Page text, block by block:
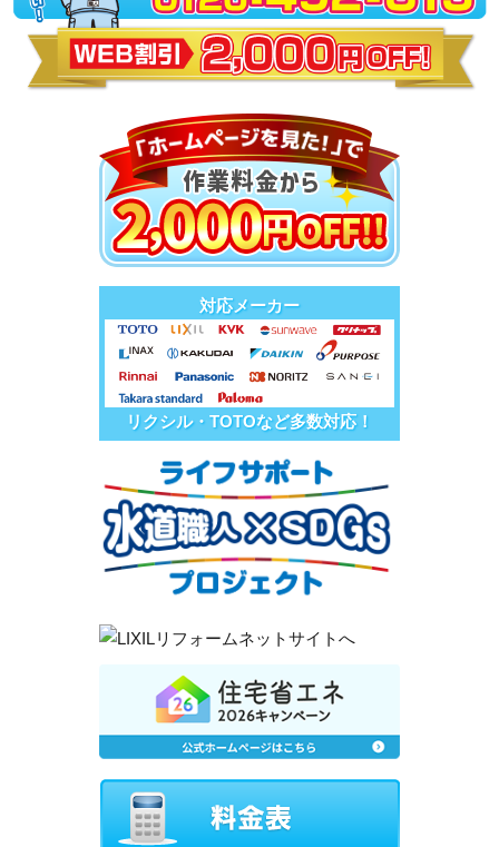
対応メーカー
リクシル・TOTOなど多数対応！